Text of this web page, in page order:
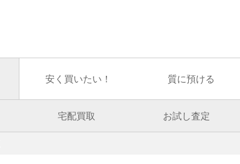
安く買いたい！ 質に預ける
宅配買取 お試し査定